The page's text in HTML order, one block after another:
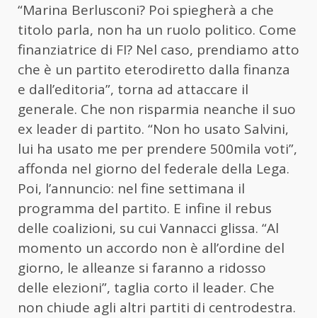
“Marina Berlusconi? Poi spiegherà a che
titolo parla, non ha un ruolo politico. Come
finanziatrice di FI? Nel caso, prendiamo atto
che è un partito eterodiretto dalla finanza
e dall’editoria”, torna ad attaccare il
generale. Che non risparmia neanche il suo
ex leader di partito. “Non ho usato Salvini,
lui ha usato me per prendere 500mila voti”,
affonda nel giorno del federale della Lega.
Poi, l’annuncio: nel fine settimana il
programma del partito. E infine il rebus
delle coalizioni, su cui Vannacci glissa. “Al
momento un accordo non è all’ordine del
giorno, le alleanze si faranno a ridosso
delle elezioni”, taglia corto il leader. Che
non chiude agli altri partiti di centrodestra.